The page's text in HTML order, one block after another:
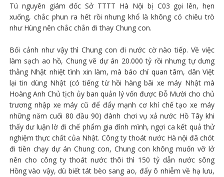
Tú nguyên giám đốc Sở TTTT Hà Nội bị C03 gọi lên, hẹn
xuống, chắc phun ra hết rồi nhưng khổ là không có chiêu trò
như Hùng nên chắc chắn đi thay Chung con.
Bối cảnh như vậy thì Chung con đi nước cờ nào tiếp. Về việc
làm sạch ao hồ, Chung vẽ dự án 20.000 tỷ rồi nhưng tự dưng
thằng Nhật nhiệt tình xin làm, mà báo chí quan tâm, dân Việt
lại tin dùng Nhật (có tiếng từ hồi hàng bãi xe máy Nhật mà
Hoàng Anh Chủ tịch ủy ban quản lý vốn được Đỗ Mười cho chủ
trương nhập xe máy cũ để đẩy mạnh cơ khí chế tạo xe máy
những năm cuối 80 đầu 90) đành chơi vụ xả nước Hồ Tây khi
thấy dư luận lờ đi chế phẩm gia đình mình, ngợi ca kết quả thử
nghiệm thực chất của Nhật. Công ty thoát nước Hà nội đã chót
đi tiền chạy dự án Chung con, Chung con không muốn vỡ lở
nên cho công ty thoát nước thôi thì 150 tỷ dẫn nước sông
Hồng vào vậy, dù biết tát bèo sang ao, đẩy ô nhiễm về hạ lưu,